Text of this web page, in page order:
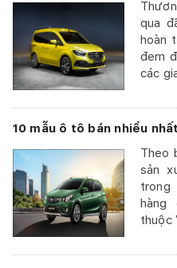
qua
hoàn
đem
các
10 mẫu ô tô bán nhiều
Theo
sản
trong
thuộc